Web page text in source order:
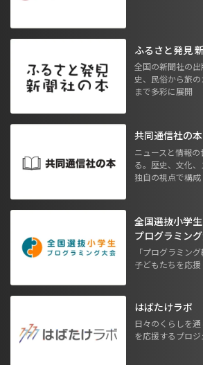
ふるさと発見
全国の新聞社の
史、民俗から旅
まで多彩に展開
共同通信社の本
ニュースと情報
る。歴史、文化
独自の視点で構成
全国選抜小学生
プログラミン
「プログラミン
子どもたちを応援
はばたけラボ
日々のくらしを
を応援するプロジ